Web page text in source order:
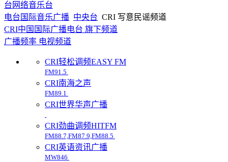
台 网络音乐台
电台 国际音乐广播 中央台 CRI 写意民谣频道
CRI中国国际广播电台 旗下频道
广播频率 电视频道
CRI轻松调频EASY FM
FM91.5
CRI南海之声
FM89.1
CRI世界华声广播
CRI劲曲调频HITFM
FM88.7,FM87.9,FM88.5
CRI英语资讯广播
MW846